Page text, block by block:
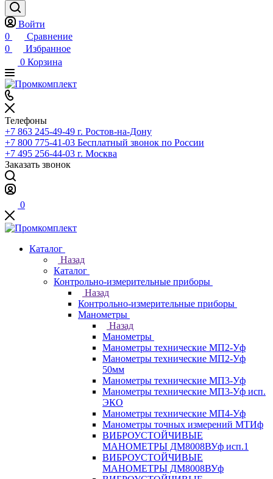
Войти
0
Сравнение
0
Избранное
0 Корзина
Телефоны
+7 863 245-49-49 г. Ростов-на-Дону
+7 800 775-41-03 Бесплатный звонок по России
+7 495 256-44-03 г. Москва
Заказать звонок
0
Каталог
Назад
Каталог
Контрольно-измерительные приборы
Назад
Контрольно-измерительные приборы
Манометры
Назад
Манометры
Манометры технические МП2-Уф
Манометры технические МП2-Уф
50мм
Манометры технические МП3-Уф
Манометры технические МП3-Уф исп.
ЭКО
Манометры технические МП4-Уф
Манометры точных измерений МТИф
ВИБРОУСТОЙЧИВЫЕ
МАНОМЕТРЫ ДМ8008ВУф исп.1
ВИБРОУСТОЙЧИВЫЕ
МАНОМЕТРЫ ДМ8008ВУф